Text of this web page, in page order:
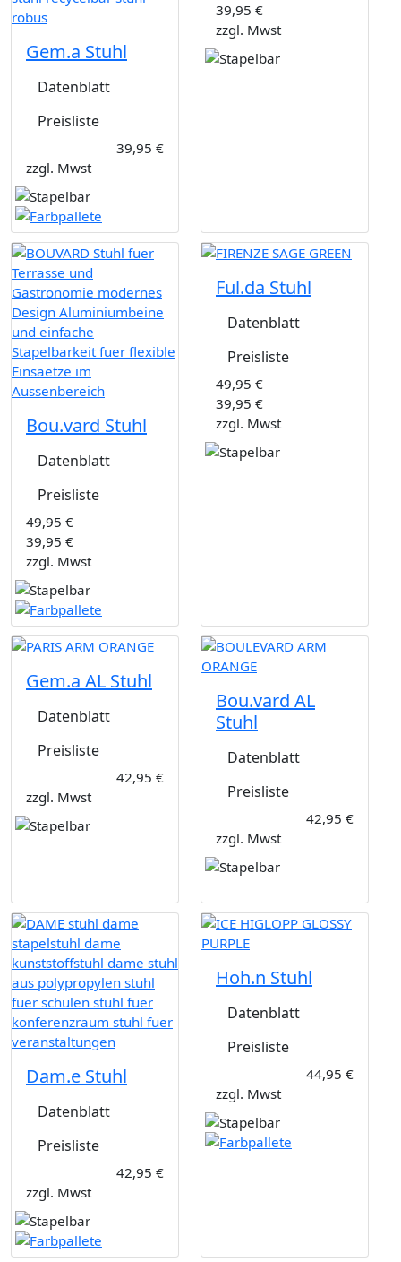
Gem.a Stuhl
Datenblatt
Preisliste
39,95 €
zzgl. Mwst
39,95 €
zzgl. Mwst
Bou.vard Stuhl
Datenblatt
Preisliste
49,95 €
39,95 €
zzgl. Mwst
Ful.da Stuhl
Datenblatt
Preisliste
49,95 €
39,95 €
zzgl. Mwst
Gem.a AL Stuhl
Datenblatt
Preisliste
42,95 €
zzgl. Mwst
Bou.vard AL
Stuhl
Datenblatt
Preisliste
42,95 €
zzgl. Mwst
Dam.e Stuhl
Datenblatt
Preisliste
42,95 €
zzgl. Mwst
Hoh.n Stuhl
Datenblatt
Preisliste
44,95 €
zzgl. Mwst